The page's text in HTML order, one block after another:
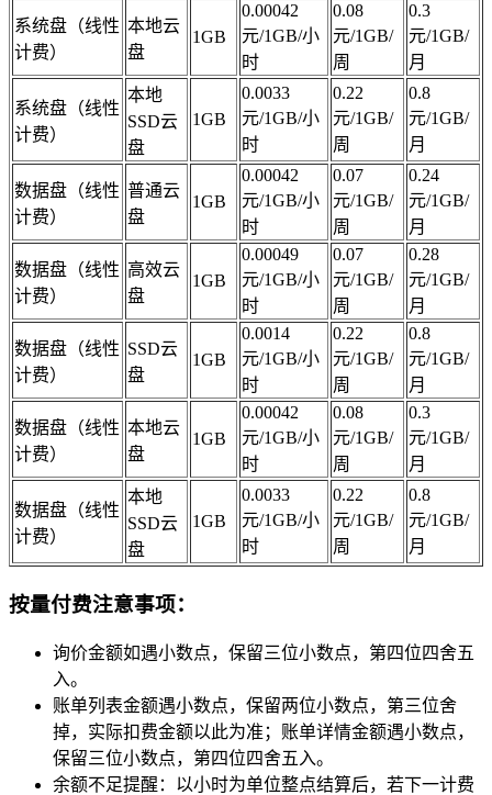
系统盘（线性
计费）
本地云
盘
1GB
0.00042
元/1GB/小
时
0.08
元/1GB/
周
0.3
元/1GB/
月
系统盘（线性
计费）
本地
SSD云
盘
1GB
0.0033
元/1GB/小
时
0.22
元/1GB/
周
0.8
元/1GB/
月
数据盘（线性
计费）
普通云
盘
1GB
0.00042
元/1GB/小
时
0.07
元/1GB/
周
0.24
元/1GB/
月
数据盘（线性
计费）
高效云
盘
1GB
0.00049
元/1GB/小
时
0.07
元/1GB/
周
0.28
元/1GB/
月
数据盘（线性
计费）
SSD云
盘
1GB
0.0014
元/1GB/小
时
0.22
元/1GB/
周
0.8
元/1GB/
月
数据盘（线性
计费）
本地云
盘
1GB
0.00042
元/1GB/小
时
0.08
元/1GB/
周
0.3
元/1GB/
月
数据盘（线性
计费）
本地
SSD云
盘
1GB
0.0033
元/1GB/小
时
0.22
元/1GB/
周
0.8
元/1GB/
月
按量付费注意事项：
询价金额如遇小数点，保留三位小数点，第四位四舍五
入。
账单列表金额遇小数点，保留两位小数点，第三位舍
掉，实际扣费金额以此为准；账单详情金额遇小数点，
保留三位小数点，第四位四舍五入。
余额不足提醒：以小时为单位整点结算后，若下一计费